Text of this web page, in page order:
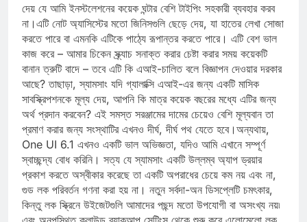
উদাহরণস্বরূপ, আমি স্যামসাং কীবোর্ড দাঁড়াতে পারি না, যা কার্যত গ্যারান্টি
দেয় যে আমি ইনস্টলেশনের কয়েক ঘন্টার বেশি টাইপিং সহকারী ব্যবহার করব
না।এটি নোট অ্যাসিস্টের মতো জিনিসগুলি ছেড়ে দেয়, যা হাতের লেখা সোজা
করতে পারে বা এমনকি এটিকে পাঠ্যে রূপান্তর করতে পারে। এটি বেশ ভাল
কাজ করে – আমার চিকেন স্ক্র্যাচ সনাক্ত করার চেষ্টা করার সময় কয়েকটি
বানান ত্রুটি বাদে – তবে এটি কি এআই-চালিত বলে বিজ্ঞাপন দেওয়ার দরকার
আছে? তাছাড়া, স্যামসাং যদি গ্যালাক্সি এআই-এর জন্য একটি মাসিক
সাবস্ক্রিপশনকে মূল্য দেয়, আপনি কি মাত্র কয়েক বছরের মধ্যে এটির জন্য
অর্থ প্রদান করবেন? এই সমস্ত সরঞ্জামের দামের চেয়েও বেশি মূল্যবান তা
প্রমাণ করার জন্য সংস্থাটির এখনও দীর্ঘ, দীর্ঘ পথ যেতে হবে।অন্যথায়,
One UI 6.1 এখনও একটি ভাল অভিজ্ঞতা, যদিও আমি এখানে সম্পূর্ণ
স্বাচ্ছন্দ্য বোধ করিনি। সত্য যে স্যামসাং একটি উল্লম্ব অ্যাপ ড্রয়ার
প্রকাশ করতে অস্বীকার করেছে তা একটি অপরাধের চেয়ে কম নয় এবং না,
গুড লক পরিবর্তন গণনা করা হয় না। নতুন সর্বদা-অন ডিসপ্লেটি চমৎকার,
কিন্তু লক স্ক্রিনে উইজেটগুলি আমাদের পছন্দ মতো উপযোগী বা অসংখ্য নয়৷